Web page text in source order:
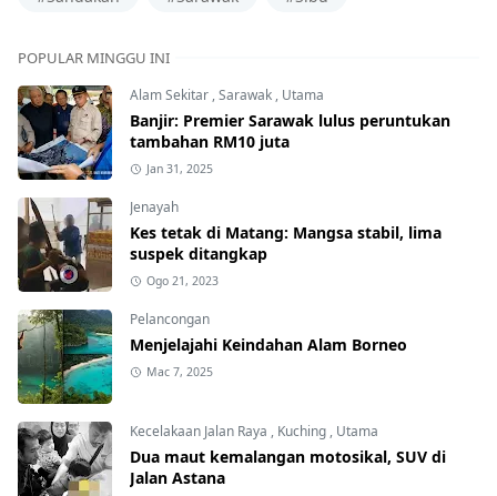
POPULAR MINGGU INI
Alam Sekitar ,Sarawak , Utama
Banjir: Premier Sarawak lulus peruntukan
tambahan RM10 juta
Jan 31, 2025
Jenayah
Kes tetak di Matang: Mangsa stabil, lima
suspek ditangkap
Ogo 21, 2023
Pelancongan
Menjelajahi Keindahan Alam Borneo
Mac 7, 2025
Kecelakaan Jalan Raya , Kuching , Utama
Dua maut kemalangan motosikal, SUV di
Jalan Astana